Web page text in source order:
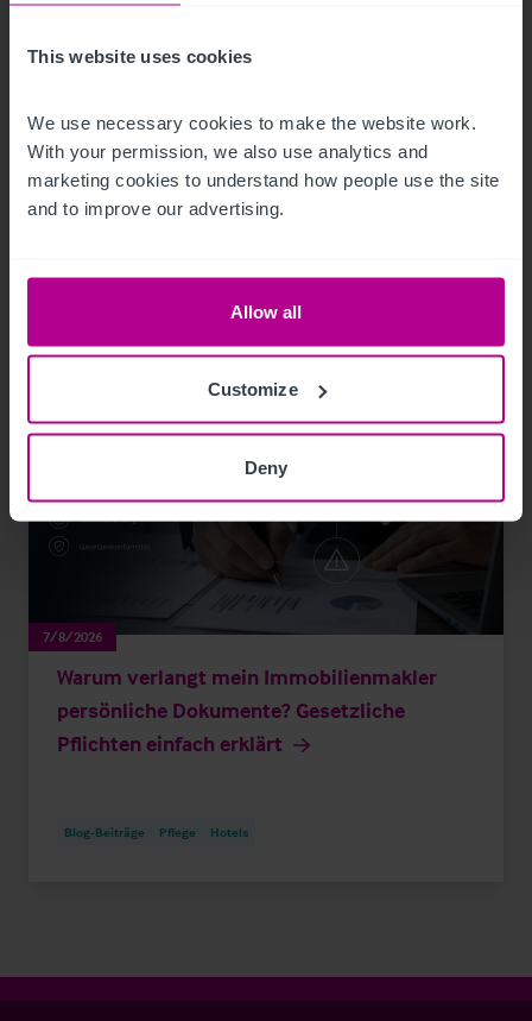
This website uses cookies
We use necessary cookies to make the website work.
With your permission, we also use analytics and
marketing cookies to understand how people use the site
and to improve our advertising.
Allow all
Customize
Deny
Frankreich–Schweiz
7/8/2026
Warum verlangt mein Immobilienmakler
persönliche Dokumente? Gesetzliche
Pflichten einfach erklärt
Blog-Beiträge Pflege Hotels